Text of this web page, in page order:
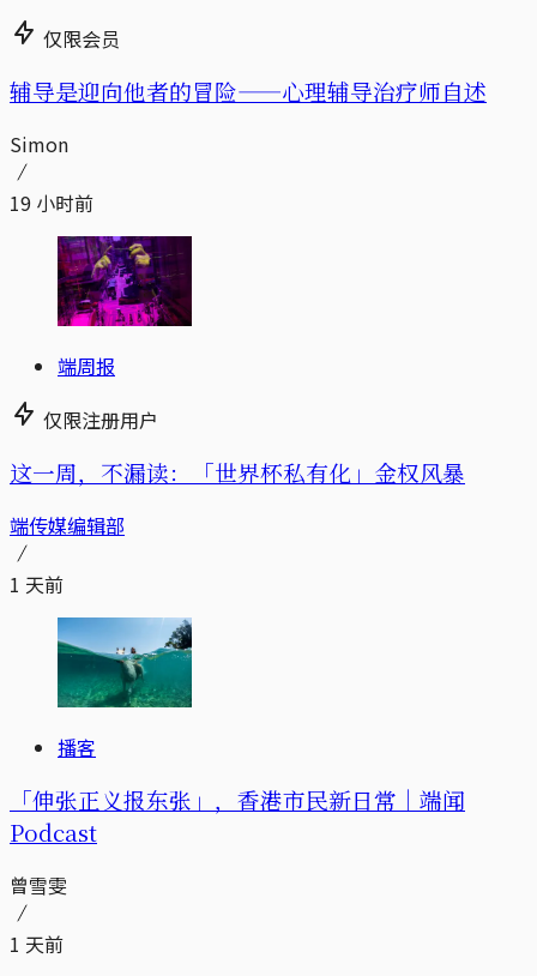
仅限会员
辅导是迎向他者的冒险——心理辅导治疗师自述
Simon
19 小时前
端周报
仅限注册用户
这一周，不漏读：「世界杯私有化」金权风暴
端传媒编辑部
1 天前
播客
「伸张正义报东张」，香港市民新日常｜端闻
Podcast
曾雪雯
1 天前